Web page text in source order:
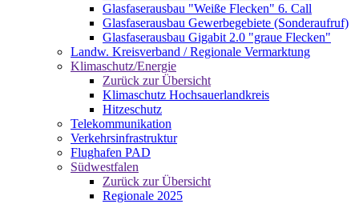
Glasfaserausbau "Weiße Flecken" 6. Call
Glasfaserausbau Gewerbegebiete (Sonderaufruf)
Glasfaserausbau Gigabit 2.0 "graue Flecken"
Landw. Kreisverband / Regionale Vermarktung
Klimaschutz/Energie
Zurück zur Übersicht
Klimaschutz Hochsauerlandkreis
Hitzeschutz
Telekommunikation
Verkehrsinfrastruktur
Flughafen PAD
Südwestfalen
Zurück zur Übersicht
Regionale 2025